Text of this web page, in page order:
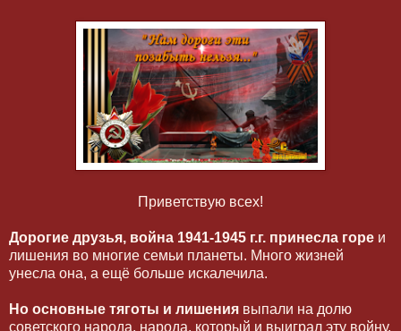
Приветствую всех!
Дорогие друзья, война 1941-1945 г.г. принесла горе и
лишения во многие семьи планеты. Много жизней
унесла она, а ещё больше искалечила.
Но основные тяготы и лишения выпали на долю
советского народа, народа, который и выиграл эту войну.